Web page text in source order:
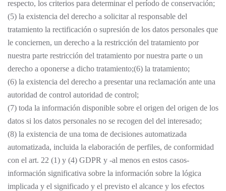
respecto, los criterios para determinar el período de conservación;
(5) la existencia del derecho a solicitar al responsable del
tratamiento la rectificación o supresión de los datos personales que
le conciernen, un derecho a la restricción del tratamiento por
nuestra parte restricción del tratamiento por nuestra parte o un
derecho a oponerse a dicho tratamiento;(6) la tratamiento;
(6) la existencia del derecho a presentar una reclamación ante una
autoridad de control autoridad de control;
(7) toda la información disponible sobre el origen del origen de los
datos si los datos personales no se recogen del del interesado;
(8) la existencia de una toma de decisiones automatizada
automatizada, incluida la elaboración de perfiles, de conformidad
con el art. 22 (1) y (4) GDPR y -al menos en estos casos-
información significativa sobre la información sobre la lógica
implicada y el significado y el previsto el alcance y los efectos